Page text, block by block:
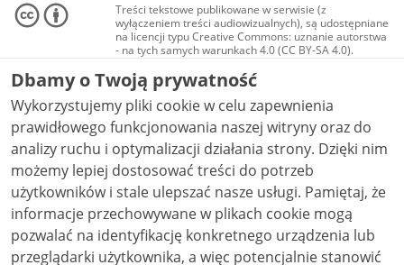
Treści tekstowe publikowane w serwisie (z
wyłączeniem treści audiowizualnych), są udostępniane
na licencji typu Creative Commons: uznanie autorstwa
- na tych samych warunkach 4.0 (CC BY-SA 4.0).
Materiały audiowizualne, w tym zdjęcia, materiały
audio i wideo, są udostępniane na licencji typu
Creative Commons: uznanie autorstwa użycie
niekomercyjne - bez utworów zależnych 4.0 (CC BY-
NC-ND 4.0), o ile nie jest to stwierdzone inaczej.
Dbamy o Twoją prywatność
Wykorzystujemy pliki cookie w celu zapewnienia
prawidłowego funkcjonowania naszej witryny oraz do
analizy ruchu i optymalizacji działania strony. Dzięki nim
możemy lepiej dostosować treści do potrzeb
użytkowników i stale ulepszać nasze usługi. Pamiętaj, że
informacje przechowywane w plikach cookie mogą
pozwalać na identyfikację konkretnego urządzenia lub
przeglądarki użytkownika, a więc potencjalnie stanowić